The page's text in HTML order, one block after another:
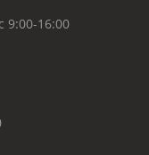
9:00-16:00